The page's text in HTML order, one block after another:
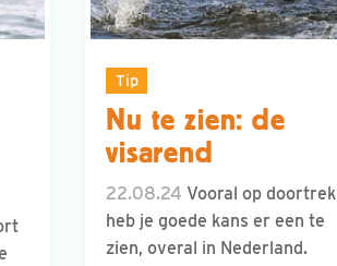
Tip
Nu te zien: de
visarend
22.08.24 Vooral op doortrek
heb je goede kans er een te
zien, overal in Nederland.